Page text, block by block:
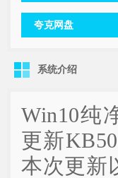
夸克网盘
系统介绍
Win10纯
更新
本次更新